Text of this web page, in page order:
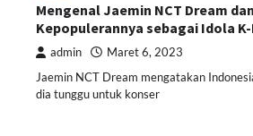
Mengenal Jaemin NCT Dream
Kepopulerannya sebagai Idola
admin Maret 6, 2023
Jaemin NCT Dream mengatakan
dia tunggu untuk konser